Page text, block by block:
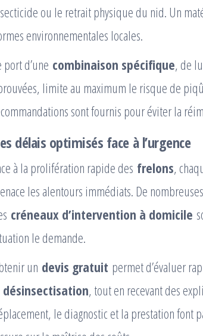
ou le retrait physique du nid. Un
environnementales locales.
port d’une combinaison spécifique, de
limite au maximum le risque de
sont fournis pour éviter la
délais optimisés face à l’urgence
à la prolifération rapide des frelons,
les alentours immédiats. De
créneaux d’intervention à domicile
le demande.
un devis gratuit permet d’évaluer
désinsectisation, tout en recevant des
le diagnostic et la prestation font